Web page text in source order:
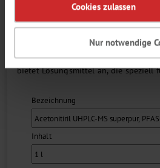
Cookies zulassen
Nur notwendige
Perfluorierte Verbindungen sind im
Aufgrund ihrer Schädlichkeit für den
und Tier, müssen vermehrt die
zulässigen Grenzwerte überprüft
bietet Lösungsmittel an, die speziell
Bezeichnung
Inhalt